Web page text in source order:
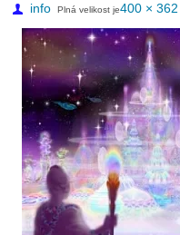
info Plná velikost je400 × 362